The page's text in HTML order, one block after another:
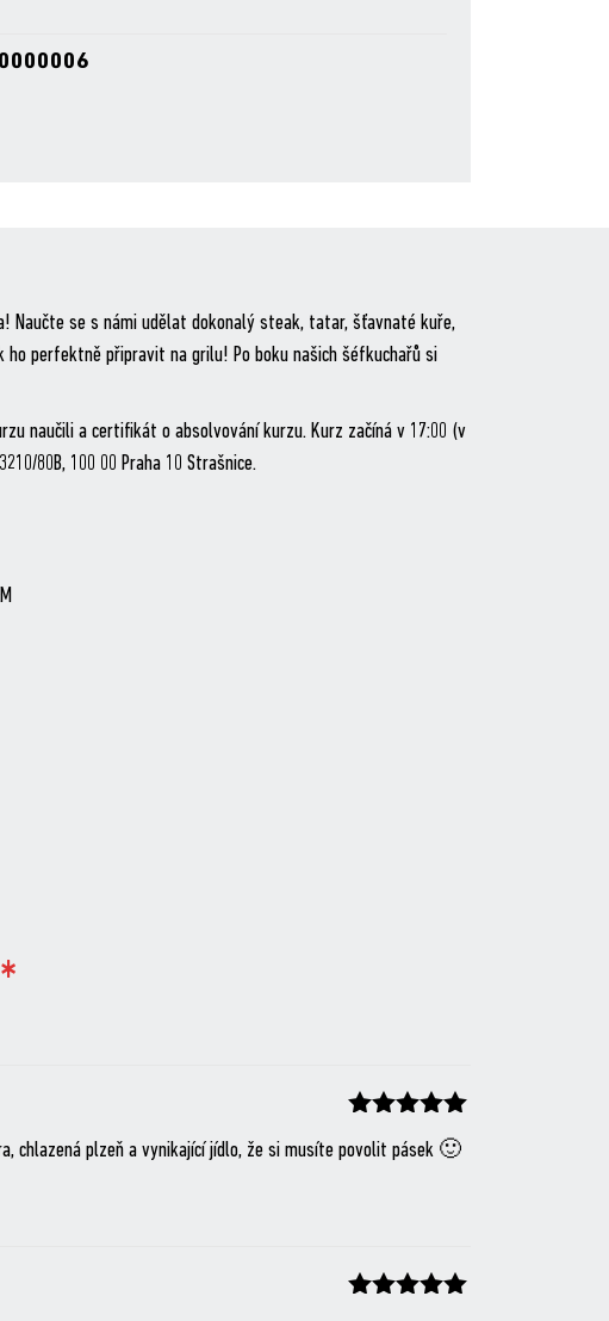
Naučte se s námi udělat dokonalý steak, tatar, šťavnaté kuře,
ho perfektně připravit na grilu! Po boku našich šéfkuchařů si
naučili a certifikát o absolvování kurzu. Kurz začíná v 17:00 (v
80B, 100 00 Praha 10 Strašnice.
Hodnocení z 5
chlazená plzeň a vynikající jídlo, že si musíte povolit pásek 🙂